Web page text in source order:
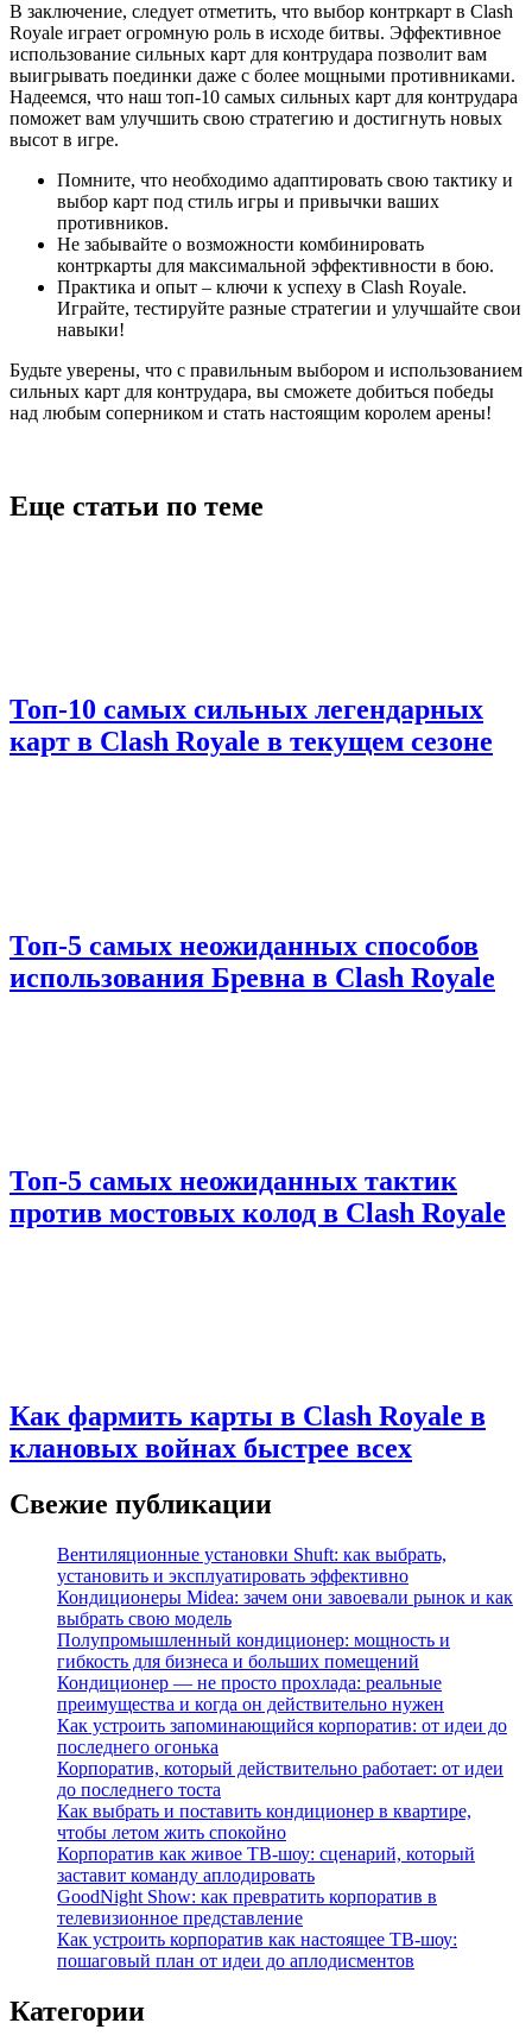
В заключение, следует отметить, что выбор контркарт в Clash
Royale играет огромную роль в исходе битвы. Эффективное
использование сильных карт для контрудара позволит вам
выигрывать поединки даже с более мощными противниками.
Надеемся, что наш топ-10 самых сильных карт для контрудара
поможет вам улучшить свою стратегию и достигнуть новых
высот в игре.
Помните, что необходимо адаптировать свою тактику и
выбор карт под стиль игры и привычки ваших
противников.
Не забывайте о возможности комбинировать
контркарты для максимальной эффективности в бою.
Практика и опыт – ключи к успеху в Clash Royale.
Играйте, тестируйте разные стратегии и улучшайте свои
навыки!
Будьте уверены, что с правильным выбором и использованием
сильных карт для контрудара, вы сможете добиться победы
над любым соперником и стать настоящим королем арены!
Еще статьи по теме
Топ-10 самых сильных легендарных
карт в Clash Royale в текущем сезоне
Топ-5 самых неожиданных способов
использования Бревна в Clash Royale
Топ-5 самых неожиданных тактик
против мостовых колод в Clash Royale
Как фармить карты в Clash Royale в
клановых войнах быстрее всех
Свежие публикации
Вентиляционные установки Shuft: как выбрать,
установить и эксплуатировать эффективно
Кондиционеры Midea: зачем они завоевали рынок и как
выбрать свою модель
Полупромышленный кондиционер: мощность и
гибкость для бизнеса и больших помещений
Кондиционер — не просто прохлада: реальные
преимущества и когда он действительно нужен
Как устроить запоминающийся корпоратив: от идеи до
последнего огонька
Корпоратив, который действительно работает: от идеи
до последнего тоста
Как выбрать и поставить кондиционер в квартире,
чтобы летом жить спокойно
Корпоратив как живое ТВ‑шоу: сценарий, который
заставит команду аплодировать
GoodNight Show: как превратить корпоратив в
телевизионное представление
Как устроить корпоратив как настоящее ТВ‑шоу:
пошаговый план от идеи до аплодисментов
Категории